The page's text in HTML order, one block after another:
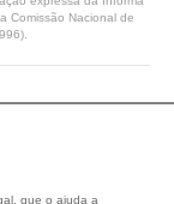
Comissão Nacional de
que o ajuda a